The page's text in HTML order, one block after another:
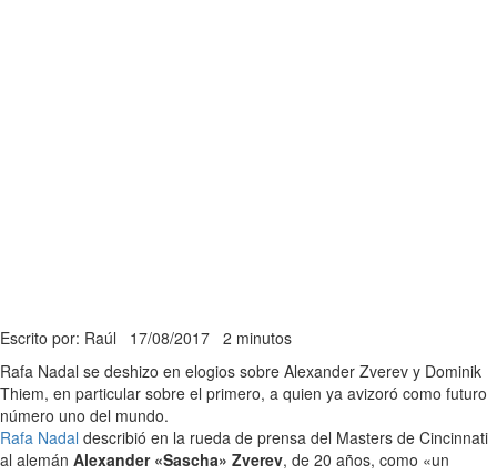
Escrito por: Raúl 17/08/2017 2 minutos
Rafa Nadal se deshizo en elogios sobre Alexander Zverev y Dominik
Thiem, en particular sobre el primero, a quien ya avizoró como futuro
número uno del mundo.
Rafa Nadal describió en la rueda de prensa del Masters de Cincinnati
al alemán Alexander «Sascha» Zverev, de 20 años, como «un